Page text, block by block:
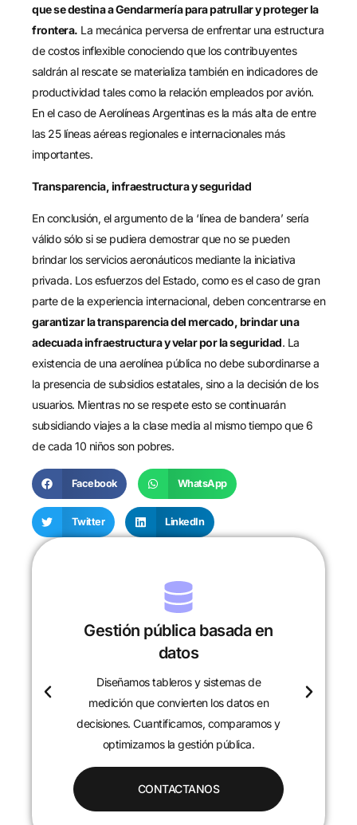
que se destina a Gendarmería para patrullar y proteger la
frontera. La mecánica perversa de enfrentar una estructura
de costos inflexible conociendo que los contribuyentes
saldrán al rescate se materializa también en indicadores de
productividad tales como la relación empleados por avión.
En el caso de Aerolíneas Argentinas es la más alta de entre
las 25 líneas aéreas regionales e internacionales más
importantes.
Transparencia, infraestructura y seguridad
En conclusión, el argumento de la ‘línea de bandera’ sería
válido sólo si se pudiera demostrar que no se pueden
brindar los servicios aeronáuticos mediante la iniciativa
privada. Los esfuerzos del Estado, como es el caso de gran
parte de la experiencia internacional, deben concentrarse en
garantizar la transparencia del mercado, brindar una
adecuada infraestructura y velar por la seguridad. La
existencia de una aerolínea pública no debe subordinarse a
la presencia de subsidios estatales, sino a la decisión de los
usuarios. Mientras no se respete esto se continuarán
subsidiando viajes a la clase media al mismo tiempo que 6
de cada 10 niños son pobres.
Facebook WhatsApp
Twitter LinkedIn
Gestión pública basada en
datos
Diseñamos tableros y sistemas de
medición que convierten los datos en
decisiones. Cuantificamos, comparamos y
optimizamos la gestión pública.
CONTACTANOS